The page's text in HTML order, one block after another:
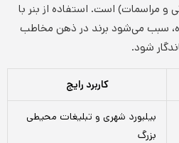
و مراسمات) است. استفاده از بنر با
سبب می‌شود برند در ذهن مخاطب
شود.
کاربرد رایج
بیلبورد شهری و تبلیغات محیطی
بزرگ